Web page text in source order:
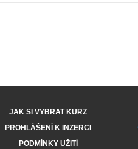
JAK SI VYBRAT KURZ
PROHLÁŠENÍ K INZERCI
PODMÍNKY UŽITÍ